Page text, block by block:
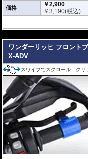
価格
￥2,900
￥3,190(税込)
ワンダーリッヒ フロント
X-ADV
スワイプでスクロール、クリ